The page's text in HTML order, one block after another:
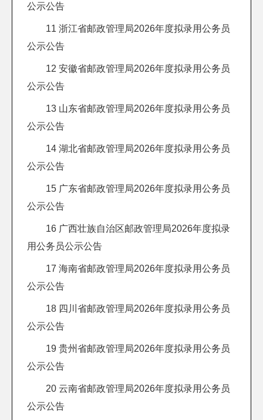
公示公告
11 浙江省邮政管理局2026年度拟录用公务员
公示公告
12 安徽省邮政管理局2026年度拟录用公务员
公示公告
13 山东省邮政管理局2026年度拟录用公务员
公示公告
14 湖北省邮政管理局2026年度拟录用公务员
公示公告
15 广东省邮政管理局2026年度拟录用公务员
公示公告
16 广西壮族自治区邮政管理局2026年度拟录
用公务员公示公告
17 海南省邮政管理局2026年度拟录用公务员
公示公告
18 四川省邮政管理局2026年度拟录用公务员
公示公告
19 贵州省邮政管理局2026年度拟录用公务员
公示公告
20 云南省邮政管理局2026年度拟录用公务员
公示公告